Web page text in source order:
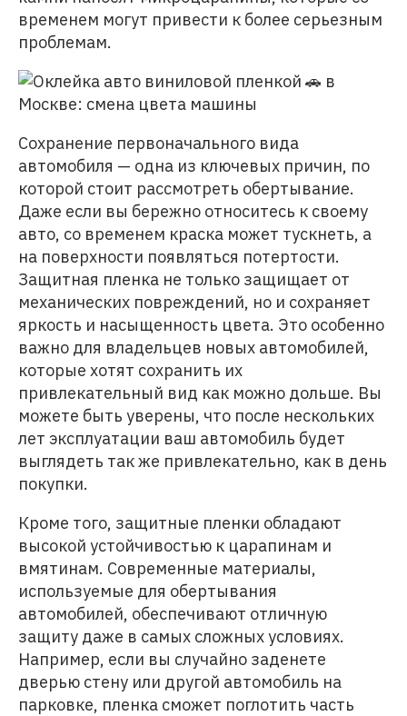
временем могут привести к более серьезным
проблемам.
Сохранение первоначального вида
автомобиля — одна из ключевых причин, по
которой стоит рассмотреть обертывание.
Даже если вы бережно относитесь к своему
авто, со временем краска может тускнеть, а
на поверхности появляться потертости.
Защитная пленка не только защищает от
механических повреждений, но и сохраняет
яркость и насыщенность цвета. Это особенно
важно для владельцев новых автомобилей,
которые хотят сохранить их
привлекательный вид как можно дольше. Вы
можете быть уверены, что после нескольких
лет эксплуатации ваш автомобиль будет
выглядеть так же привлекательно, как в день
покупки.
Кроме того, защитные пленки обладают
высокой устойчивостью к царапинам и
вмятинам. Современные материалы,
используемые для обертывания
автомобилей, обеспечивают отличную
защиту даже в самых сложных условиях.
Например, если вы случайно заденете
дверью стену или другой автомобиль на
парковке, пленка сможет поглотить часть